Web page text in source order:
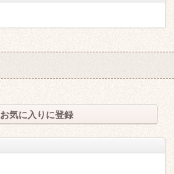
お気に入りに登録